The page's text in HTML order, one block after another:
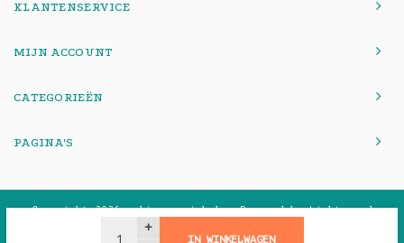
+
IN WINKELWAGEN
KLANTENSERVICE
MIJN ACCOUNT
CATEGORIEËN
PAGINA'S
© Copyright 2026 onlinemacwinkel - Powered byLightspeed-
Theme by